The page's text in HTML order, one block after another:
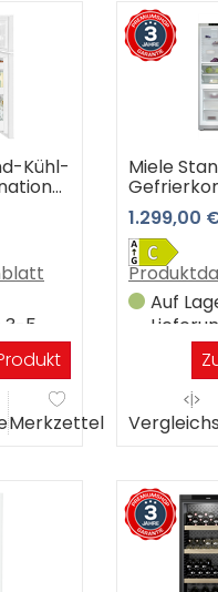
Kühl-
3-5
Merkzettel
Miele
KFN 4397
Jahre
Garantie
1.299,00
Auf